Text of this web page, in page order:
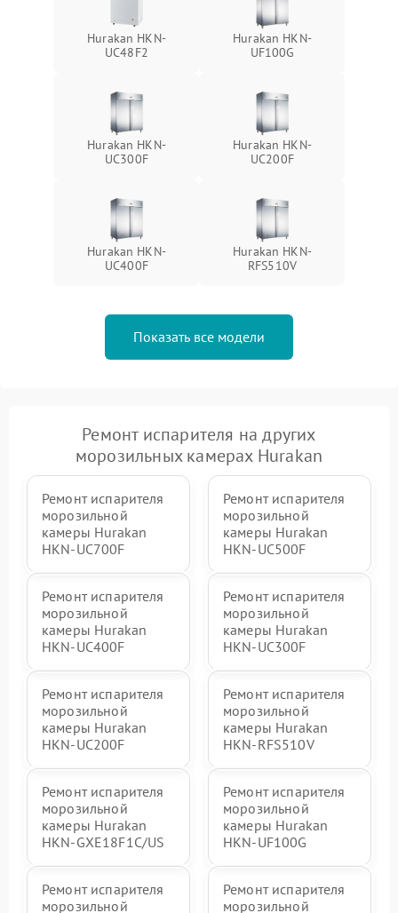
Hurakan HKN-
UC48F2
Hurakan HKN-
UF100G
Hurakan HKN-
UC300F
Hurakan HKN-
UC200F
Hurakan HKN-
UC400F
Hurakan HKN-
RFS510V
Показать все модели
Ремонт испарителя на других
морозильных камерах Hurakan
Ремонт испарителя
морозильной
камеры Hurakan
HKN-UC700F
Ремонт испарителя
морозильной
камеры Hurakan
HKN-UC500F
Ремонт испарителя
морозильной
камеры Hurakan
HKN-UC400F
Ремонт испарителя
морозильной
камеры Hurakan
HKN-UC300F
Ремонт испарителя
морозильной
камеры Hurakan
HKN-UC200F
Ремонт испарителя
морозильной
камеры Hurakan
HKN-RFS510V
Ремонт испарителя
морозильной
камеры Hurakan
HKN-GXE18F1C/US
Ремонт испарителя
морозильной
камеры Hurakan
HKN-UF100G
Ремонт испарителя
морозильной
Ремонт испарителя
морозильной